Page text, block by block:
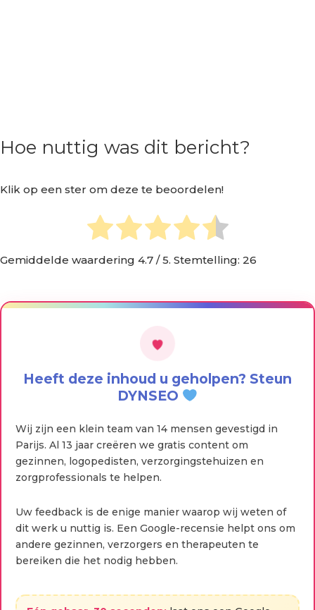
Hoe nuttig was dit bericht?
Klik op een ster om deze te beoordelen!
Gemiddelde waardering 4.7 / 5. Stemtelling: 26
Heeft deze inhoud u geholpen? Steun
DYNSEO
Wij zijn een klein team van 14 mensen gevestigd in
Parijs. Al 13 jaar creëren we gratis content om
gezinnen, logopedisten, verzorgingstehuizen en
zorgprofessionals te helpen.
Uw feedback is de enige manier waarop wij weten of
dit werk u nuttig is. Een Google-recensie helpt ons om
andere gezinnen, verzorgers en therapeuten te
bereiken die het nodig hebben.